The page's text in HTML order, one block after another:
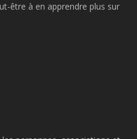
être à en apprendre plus sur